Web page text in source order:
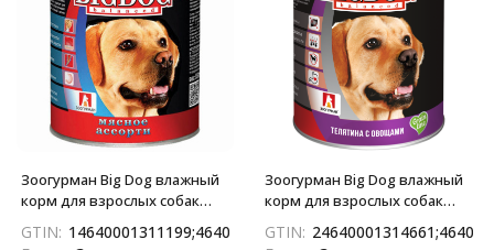
Зоогурман Big Dog влажный
корм для взрослых собак
мясное ассорти - 850 г x 6 шт
GTIN: 14640001311199;4640001311192;34640001311193
Зоогурман Big Dog влажный
корм для взрослых собак
телятиной и овощами - 850 г
GTIN: